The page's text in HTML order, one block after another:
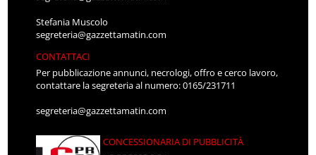
Stefania Muscolo
segreteria@gazzettamatin.com
CONTATTACI
Per pubblicazione annunci, necrologi, offro e cerco lavoro,
contattare la segreteria al numero: 0165/231711
segreteria@gazzettamatin.com
CONCESSIONARIA DI PUBBLICITÀ